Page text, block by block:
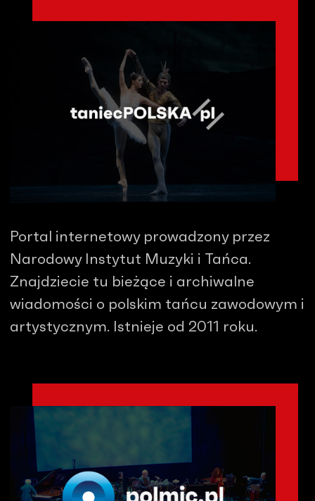
Portal internetowy prowadzony przez
Narodowy Instytut Muzyki i Tańca.
Znajdziecie tu bieżące i archiwalne
wiadomości o polskim tańcu zawodowym i
artystycznym. Istnieje od 2011 roku.